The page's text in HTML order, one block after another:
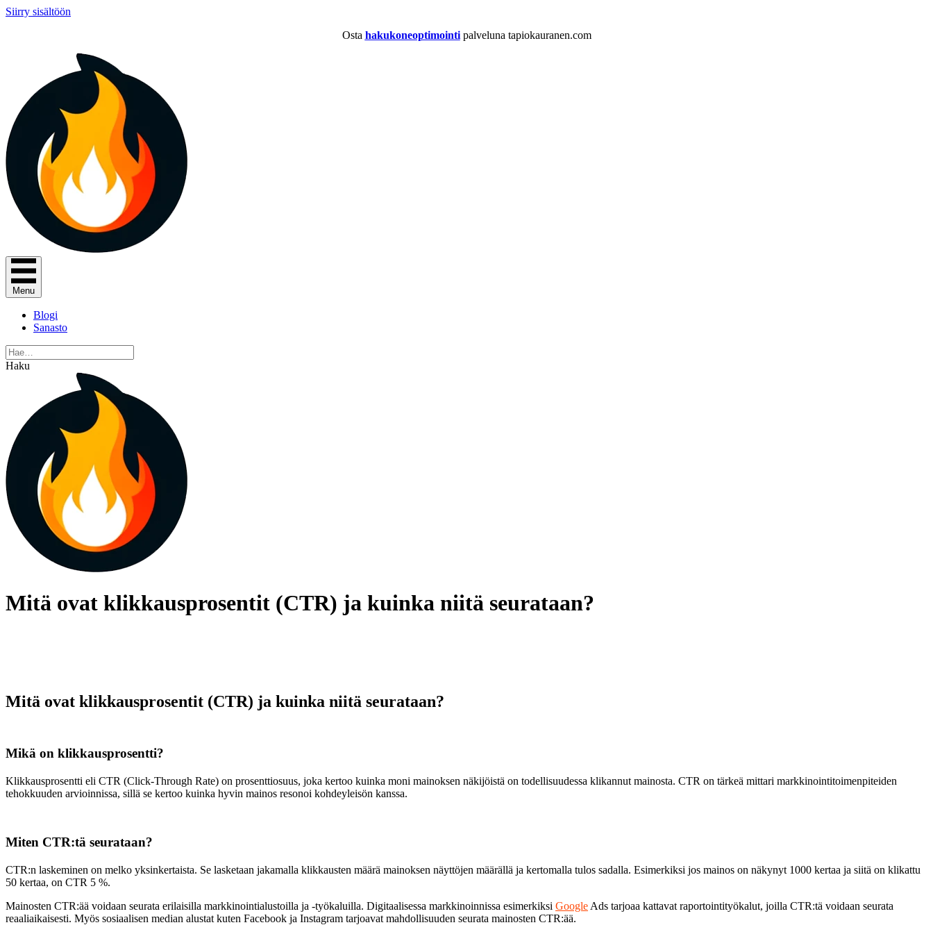
Siirry sisältöön
Osta hakukoneoptimointi palveluna tapiokauranen.com
Menu
Blogi
Sanasto
Haku
Mitä ovat klikkausprosentit (CTR) ja kuinka niitä seurataan?
Mitä ovat klikkausprosentit (CTR) ja kuinka niitä seurataan?
Mikä on klikkausprosentti?
Klikkausprosentti eli CTR (Click-Through Rate) on prosenttiosuus, joka kertoo kuinka moni mainoksen näkijöistä on todellisuudessa klikannut mainosta. CTR on tärkeä mittari markkinointitoimenpiteiden
tehokkuuden arvioinnissa, sillä se kertoo kuinka hyvin mainos resonoi kohdeyleisön kanssa.
Miten CTR:tä seurataan?
CTR:n laskeminen on melko yksinkertaista. Se lasketaan jakamalla klikkausten määrä mainoksen näyttöjen määrällä ja kertomalla tulos sadalla. Esimerkiksi jos mainos on näkynyt 1000 kertaa ja siitä on klikattu
50 kertaa, on CTR 5 %.
Mainosten CTR:ää voidaan seurata erilaisilla markkinointialustoilla ja -työkaluilla. Digitaalisessa markkinoinnissa esimerkiksi Google Ads tarjoaa kattavat raportointityökalut, joilla CTR:tä voidaan seurata
reaaliaikaisesti. Myös sosiaalisen median alustat kuten Facebook ja Instagram tarjoavat mahdollisuuden seurata mainosten CTR:ää.